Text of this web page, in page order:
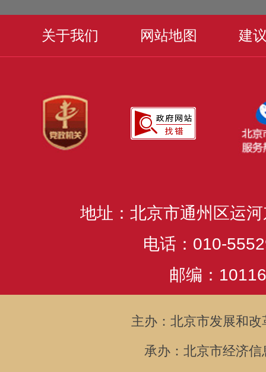
关于我们 网站地图 建
地址：北京市通州区运
电话：010-
邮编：
主办：北京市发展和改
承办：北京市经济信